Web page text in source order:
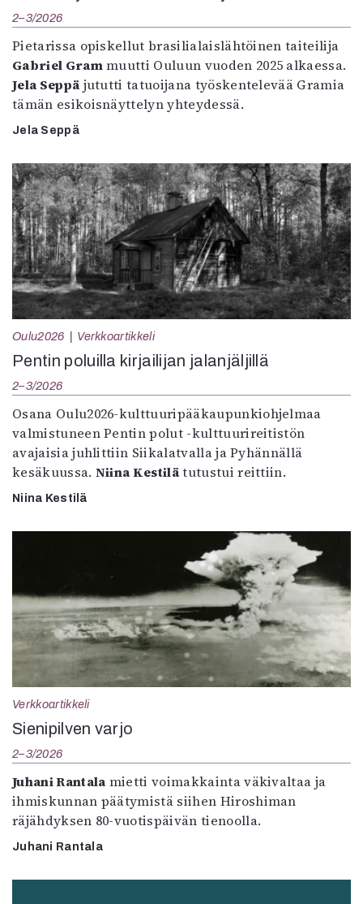
2–3/2026
Pietarissa opiskellut brasilialaislähtöinen taiteilija
Gabriel Grammuutti Ouluun vuoden 2025 alkaessa.
Jela Seppä jututti tatuoijana työskentelevää Gramia
tämän esikoisnäyttelyn yhteydessä.
Jela Seppä
Oulu2026 Verkkoartikkeli
Pentin poluilla kirjailijan jalanjäljillä
2–3/2026
Osana Oulu2026-kulttuuripääkaupunkiohjelmaa
valmistuneen Pentin polut -kulttuurireitistön
avajaisia juhlittiin Siikalatvalla ja Pyhännällä
kesäkuussa. Niina Kestilätutustui reittiin.
Niina Kestilä
Verkkoartikkeli
Sienipilven varjo
2–3/2026
Juhani Rantala mietti voimakkainta väkivaltaa ja
ihmiskunnan päätymistä siihen Hiroshiman
räjähdyksen 80-vuotispäivän tienoolla.
Juhani Rantala